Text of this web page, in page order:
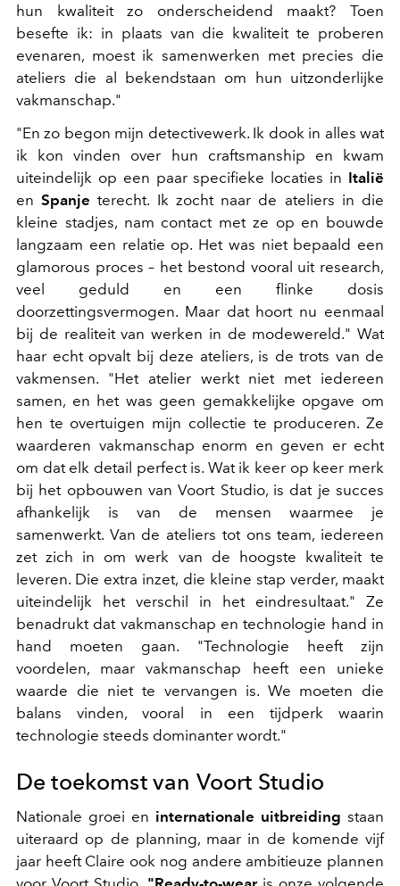
hun kwaliteit zo onderscheidend maakt? Toen
besefte ik: in plaats van die kwaliteit te proberen
evenaren, moest ik samenwerken met precies die
ateliers die al bekendstaan om hun uitzonderlijke
vakmanschap."
"En zo begon mijn detectivewerk. Ik dook in alles wat
ik kon vinden over hun craftsmanship en kwam
uiteindelijk op een paar specifieke locaties in Italië
enSpanje terecht. Ik zocht naar de ateliers in die
kleine stadjes, nam contact met ze op en bouwde
langzaam een relatie op. Het was niet bepaald een
glamorous proces – het bestond vooral uit research,
veel geduld en een flinke dosis
doorzettingsvermogen. Maar dat hoort nu eenmaal
bij de realiteit van werken in de modewereld." Wat
haar echt opvalt bij deze ateliers, is de trots van de
vakmensen. "Het atelier werkt niet met iedereen
samen, en het was geen gemakkelijke opgave om
hen te overtuigen mijn collectie te produceren. Ze
waarderen vakmanschap enorm en geven er echt
om dat elk detail perfect is. Wat ik keer op keer merk
bij het opbouwen van Voort Studio, is dat je succes
afhankelijk is van de mensen waarmee je
samenwerkt. Van de ateliers tot ons team, iedereen
zet zich in om werk van de hoogste kwaliteit te
leveren. Die extra inzet, die kleine stap verder, maakt
uiteindelijk het verschil in het eindresultaat." Ze
benadrukt dat vakmanschap en technologie hand in
hand moeten gaan. "Technologie heeft zijn
voordelen, maar vakmanschap heeft een unieke
waarde die niet te vervangen is. We moeten die
balans vinden, vooral in een tijdperk waarin
technologie steeds dominanter wordt."
De toekomst van Voort Studio
Nationale groei en internationale uitbreiding staan
uiteraard op de planning, maar in de komende vijf
jaar heeft Claire ook nog andere ambitieuze plannen